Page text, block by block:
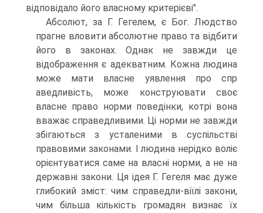
відповідало його власному критерієві".
Абсолют, за Г. Гегелем, є Бог. Людство
прагне вловити абсолютне право та відбити
його в законах. Однак не завжди це
відображення є адекватним. Кожна людина
може мати власне уявлення про спр
аведливість, може конструювати своє
власне право норми поведінки, котрі вона
вважає справедливими. Ці норми не завжди
збігаються з усталеними в суспільстві
правовими законами. І людина нерідко воліє
орієнтуватися саме на власні норми, а не на
державні закони. Ця ідея Г. Гегеля має дуже
глибокий зміст: чим справедли-віїлі закони,
чим більша кількість громадян визнає їх